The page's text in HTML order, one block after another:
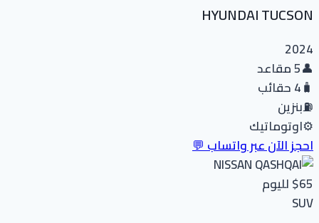
HYUNDAI TUCSON
2024
👤5 مقاعد
🧳4 حقائب
⛽بنزين
⚙️اوتوماتيك
احجز الآن عبر واتساب 💬
$65لليوم
SUV